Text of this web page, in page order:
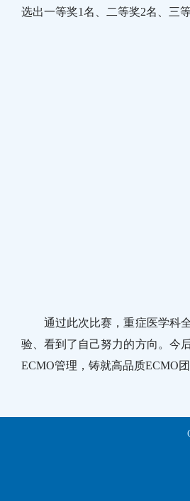
选出一等奖1名、二等奖2名、三
通过此次比赛，重症医学科全
验、看到了自己努力的方向。今
ECMO管理，铸就高品质ECMO团